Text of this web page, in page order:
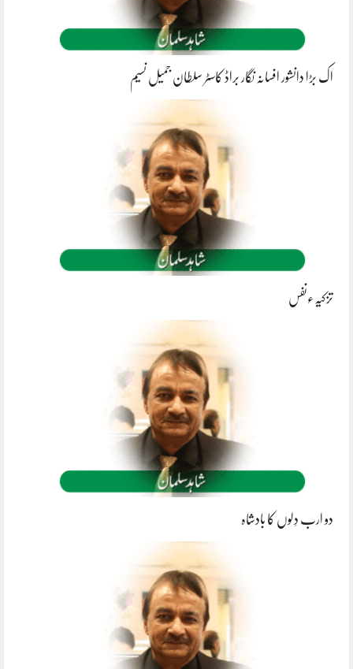
اک بڑا دانشور افسانہ نگار براڈ کاسٹر سلطان جمیل نسیم
تزکیہءنفس
دو ارب دِلوں کا بادشاہ